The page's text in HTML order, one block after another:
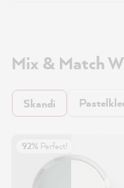
Mix & Match
Skandi
92% Perfect!